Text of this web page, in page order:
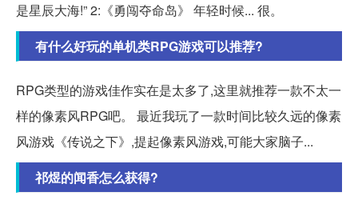
是星辰大海!” 2:《勇闯夺命岛》 年轻时候... 很。
有什么好玩的单机类RPG游戏可以推荐?
RPG类型的游戏佳作实在是太多了,这里就推荐一款不太一
样的像素风RPG吧。 最近我玩了一款时间比较久远的像素
风游戏《传说之下》,提起像素风游戏,可能大家脑子...
祁煜的闻香怎么获得?